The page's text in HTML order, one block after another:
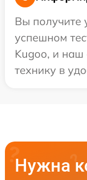
Вы получите
успешном
Kugoo, и наш
технику в
Нужна